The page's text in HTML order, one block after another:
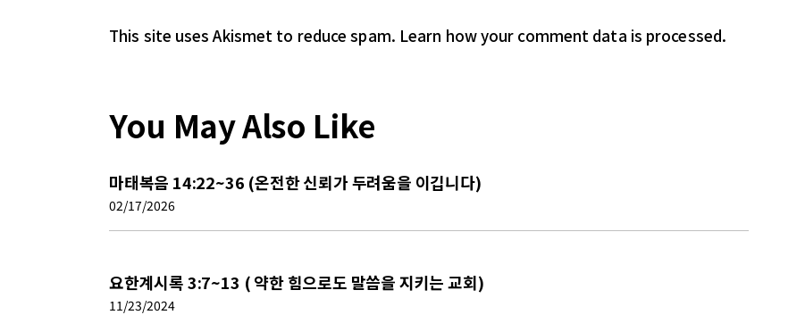
This site uses Akismet to reduce spam. Learn how your comment data is processed.
You May Also Like
마태복음 14:22~36 (온전한 신뢰가 두려움을 이깁니다)
02/17/2026
요한계시록 3:7~13 ( 약한 힘으로도 말씀을 지키는 교회)
11/23/2024